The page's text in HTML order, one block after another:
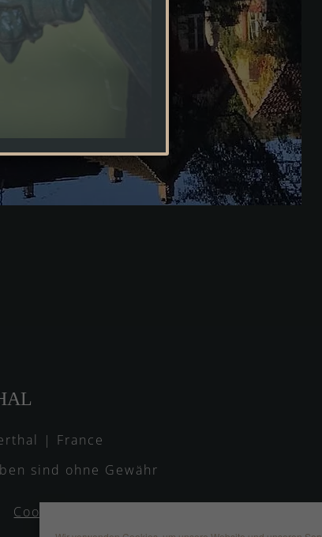
| France
sind ohne Gewähr
Cookie-Richtlinie (EU)